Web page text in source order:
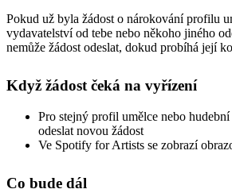
Pokud už byla žádost o nárokování profilu
vydavatelství od tebe nebo někoho jiného
nemůže žádost odeslat, dokud probíhá její
Když žádost čeká na vyřízení
Pro stejný profil umělce nebo
odeslat novou žádost
Ve Spotify for Artists se zobrazí
Co bude dál